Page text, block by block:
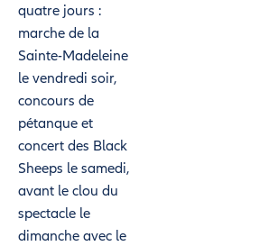
quatre jours :
marche de la
Sainte-Madeleine
le vendredi soir,
concours de
pétanque et
concert des Black
Sheeps le samedi,
avant le clou du
spectacle le
dimanche avec le